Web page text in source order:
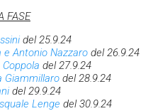
FASE
del 25.9.24
e Antonio Nazzaro del 26.9.24
del 27.9.24
Giammillaro del 28.9.24
del 29.9.24
Lenge del 30.9.24